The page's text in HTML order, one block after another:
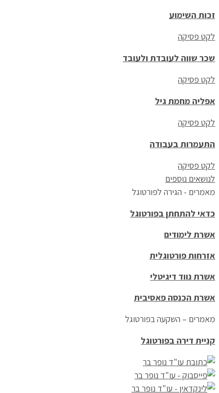
זכות השימוע
לקט פסיקה
שכר שווה לעובדת ולעובד
לקט פסיקה
אפליה מחמת גיל
לקט פסיקה
התעמרות בעבודה
לקט פסיקה
לנושאים נוספים
מאמרים - הגירה לפורטוגל
כדאי להתחתן בפורטוגל
אשרת לימודים
אזרחות פורטוגלית
אשרת נווד דיגיטלי
אשרת הכנסה פאסיבית
מאמרים – השקעה בפורטוגל
קניית דירה בפורטוגל